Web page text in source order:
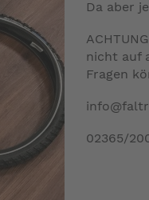
Da aber
nicht auf
Fragen
02365/